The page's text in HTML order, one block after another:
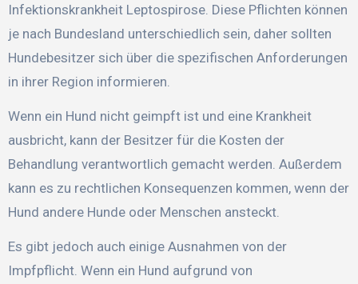
Infektionskrankheit Leptospirose. Diese Pflichten können
je nach Bundesland unterschiedlich sein, daher sollten
Hundebesitzer sich über die spezifischen Anforderungen
in ihrer Region informieren.
Wenn ein Hund nicht geimpft ist und eine Krankheit
ausbricht, kann der Besitzer für die Kosten der
Behandlung verantwortlich gemacht werden. Außerdem
kann es zu rechtlichen Konsequenzen kommen, wenn der
Hund andere Hunde oder Menschen ansteckt.
Es gibt jedoch auch einige Ausnahmen von der
Impfpflicht. Wenn ein Hund aufgrund von